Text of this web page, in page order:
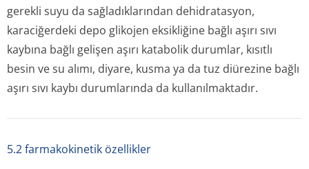
gerekli suyu da sağladıklarından dehidratasyon,
karaciğerdeki depo glikojen eksikliğine bağlı aşırı sıvı
kaybına bağlı gelişen aşırı katabolik durumlar, kısıtlı
besin ve su alımı, diyare, kusma ya da tuz diürezine bağlı
aşırı sıvı kaybı durumlarında da kullanılmaktadır.
5.2 farmakokinetik özellikler